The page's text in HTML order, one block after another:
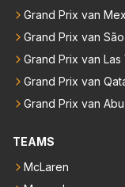
Grand Prix van
Grand Prix van
Grand Prix van Las
Grand Prix van
Grand Prix van
TEAMS
McLaren